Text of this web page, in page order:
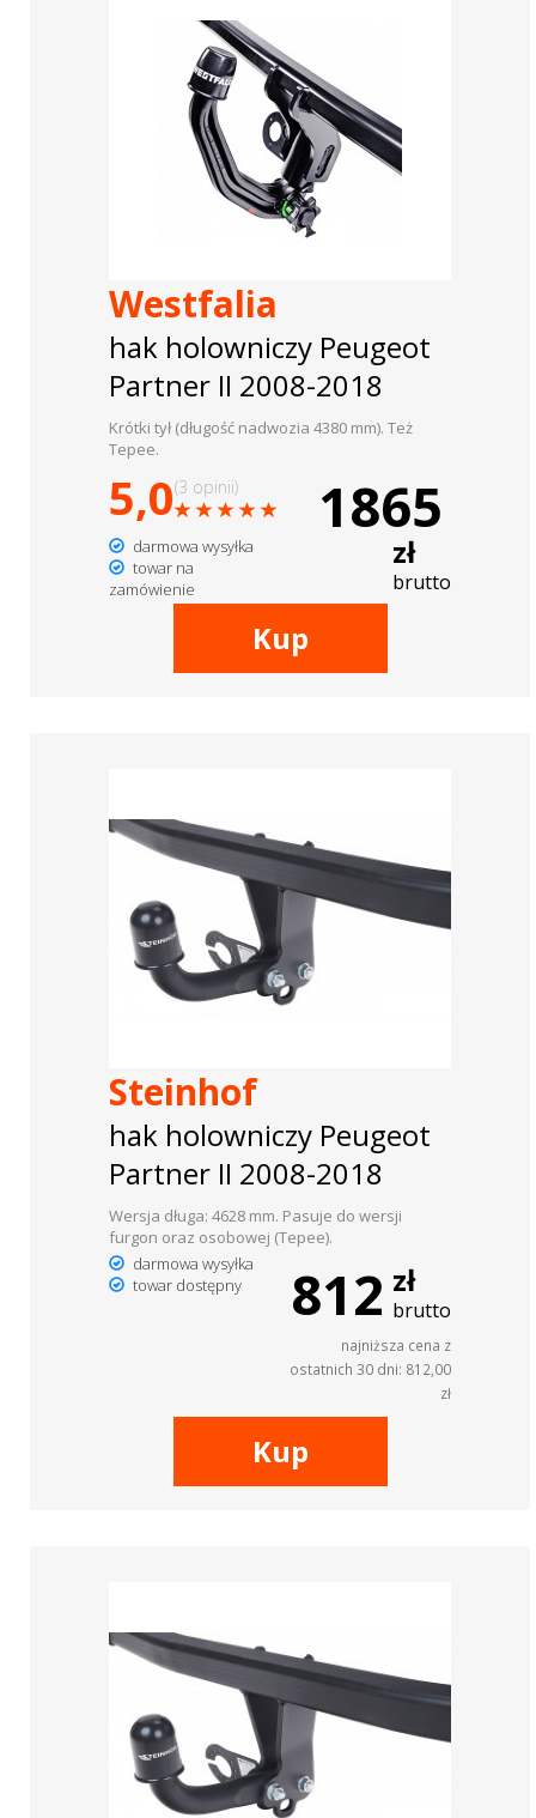
Westfalia
hak holowniczy Peugeot
Partner II 2008-2018
Krótki tył (długość nadwozia 4380 mm). Też
Tepee.
5,0(3 opinii)
darmowa wysyłka
towar na
zamówienie
1865
zł
brutto
Kup
Steinhof
hak holowniczy Peugeot
Partner II 2008-2018
Wersja długa: 4628 mm. Pasuje do wersji
furgon oraz osobowej (Tepee).
darmowa wysyłka
towar dostępny
812 zł
brutto
najniższa cena z
ostatnich 30 dni: 812,00
zł
Kup